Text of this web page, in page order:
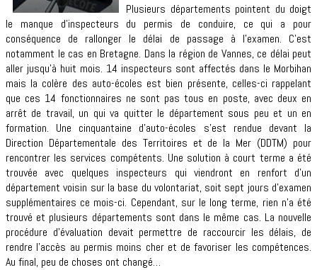
Plusieurs départements pointent du doigt
le manque d’inspecteurs du permis de conduire, ce qui a pour
conséquence de rallonger le délai de passage à l’examen. C’est
notamment le cas en Bretagne. Dans la région de Vannes, ce délai peut
aller jusqu’à huit mois. 14 inspecteurs sont affectés dans le Morbihan
mais la colère des auto-écoles est bien présente, celles-ci rappelant
que ces 14 fonctionnaires ne sont pas tous en poste, avec deux en
arrêt de travail, un qui va quitter le département sous peu et un en
formation. Une cinquantaine d’auto-écoles s’est rendue devant la
Direction Départementale des Territoires et de la Mer (DDTM) pour
rencontrer les services compétents. Une solution à court terme a été
trouvée avec quelques inspecteurs qui viendront en renfort d’un
département voisin sur la base du volontariat, soit sept jours d’examen
supplémentaires ce mois-ci. Cependant, sur le long terme, rien n’a été
trouvé et plusieurs départements sont dans le même cas. La nouvelle
procédure d’évaluation devait permettre de raccourcir les délais, de
rendre l’accès au permis moins cher et de favoriser les compétences.
Au final, peu de choses ont changé…